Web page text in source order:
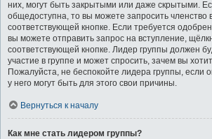
них, могут быть закрытыми или даже скрытыми.
общедоступна, то вы можете запросить членство
соответствующей кнопке. Если требуется
вы можете отправить запрос на вступление,
соответствующей кнопке. Лидер группы должен
участие в группе и может спросить, зачем вы
Пожалуйста, не беспокойте лидера группы, если
у него могут быть для этого свои причины.
Вернуться к началу
Как мне стать лидером группы?